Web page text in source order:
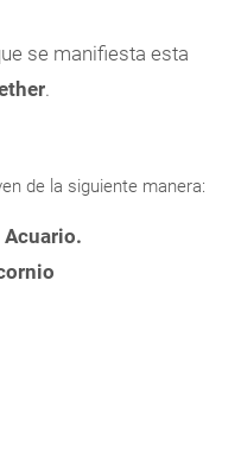
se manifiesta esta
.
de la siguiente manera:
Acuario.